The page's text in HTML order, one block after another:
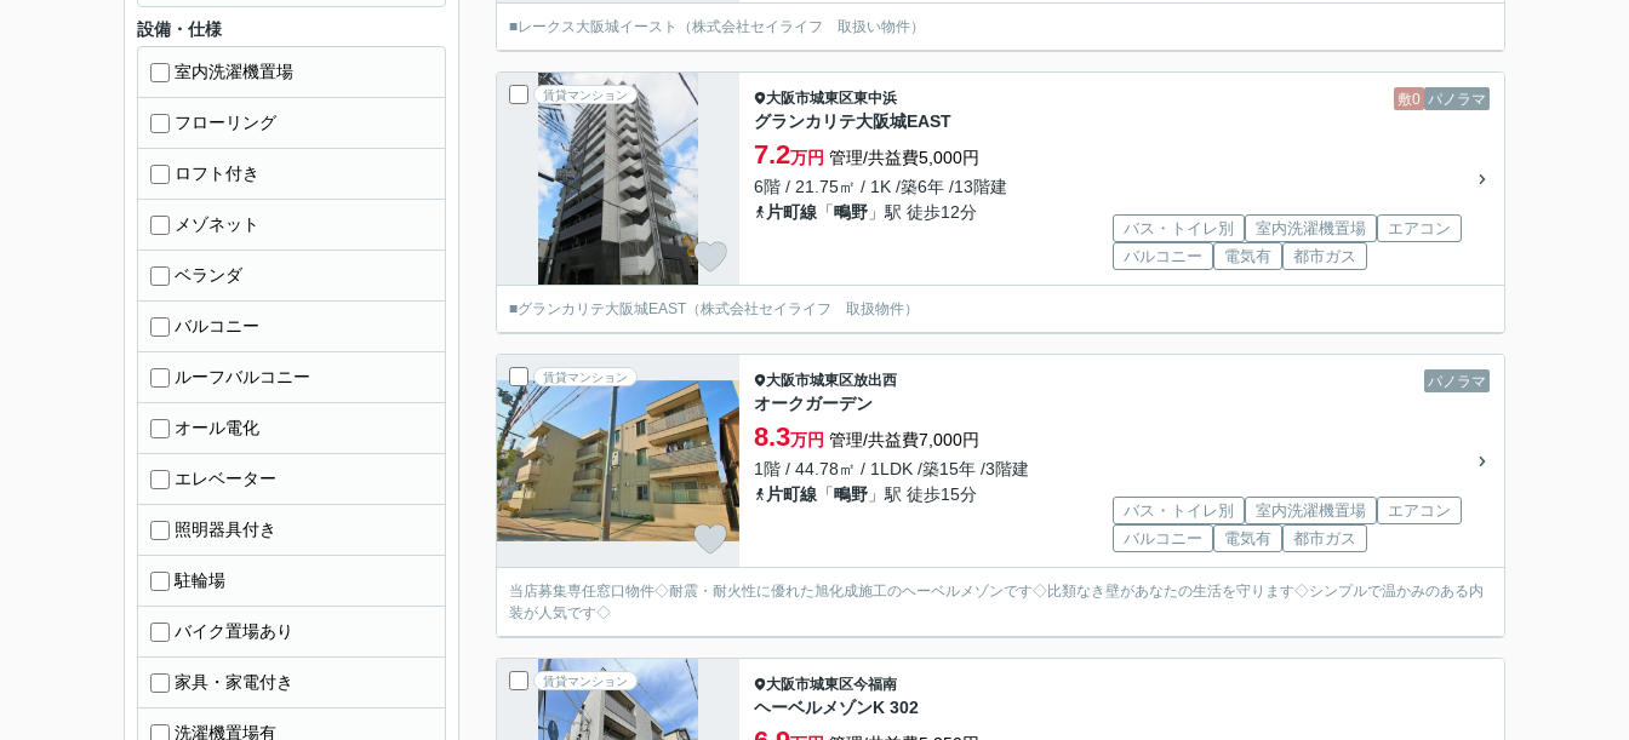
■レークス大阪城イースト（株式会社セイライフ 取扱い物件）
賃貸マンション 敷0 パノラマ
大阪市城東区東中浜
グランカリテ大阪城EAST
7.2万円 管理/共益費5,000円
6階 / 21.75㎡ / 1K /築6年 /13階建
片町線 「鴫野 」駅 徒歩12分
バス・トイレ別 室内洗濯機置場
エアコン
バルコニー
電気有 都市ガス
■グランカリテ大阪城EAST（株式会社セイライフ 取扱物件）
賃貸マンション パノラマ
大阪市城東区放出西
オークガーデン
8.3万円 管理/共益費7,000円
1階 / 44.78㎡ / 1LDK /築15年 /3階建
片町線 「鴫野 」駅 徒歩15分
バス・トイレ別 室内洗濯機置場
エアコン
バルコニー
電気有 都市ガス
当店募集専任窓口物件◇耐震・耐火性に優れた旭化成施工のヘーベルメゾンです◇比類なき壁があなたの生活を守ります◇シンプルで温かみのある内
装が人気です◇
賃貸マンション 大阪市城東区今福南
ヘーベルメゾンK 302
設備・仕様
室内洗濯機置場
フローリング
ロフト付き
メゾネット
ベランダ
バルコニー
ルーフバルコニー
オール電化
エレベーター
照明器具付き
駐輪場
バイク置場あり
家具・家電付き
洗濯機置場有